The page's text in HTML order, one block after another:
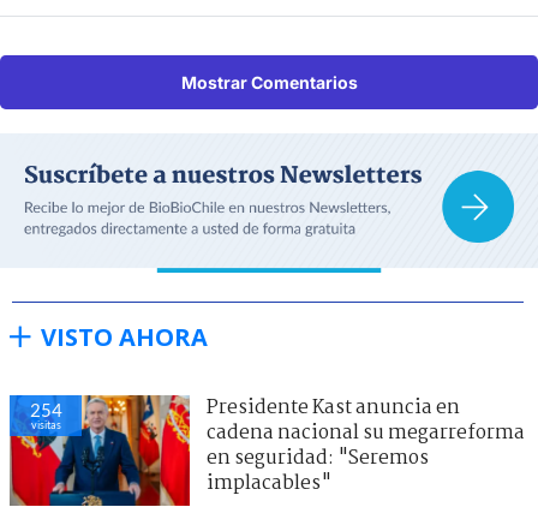
Mostrar Comentarios
VISTO AHORA
254
visitas
Presidente Kast anuncia en
cadena nacional su megarreforma
en seguridad: "Seremos
implacables"